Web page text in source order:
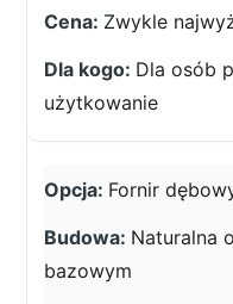
Zwykle
Dla osób
użytkowanie
Fornir
Naturalna
bazowym